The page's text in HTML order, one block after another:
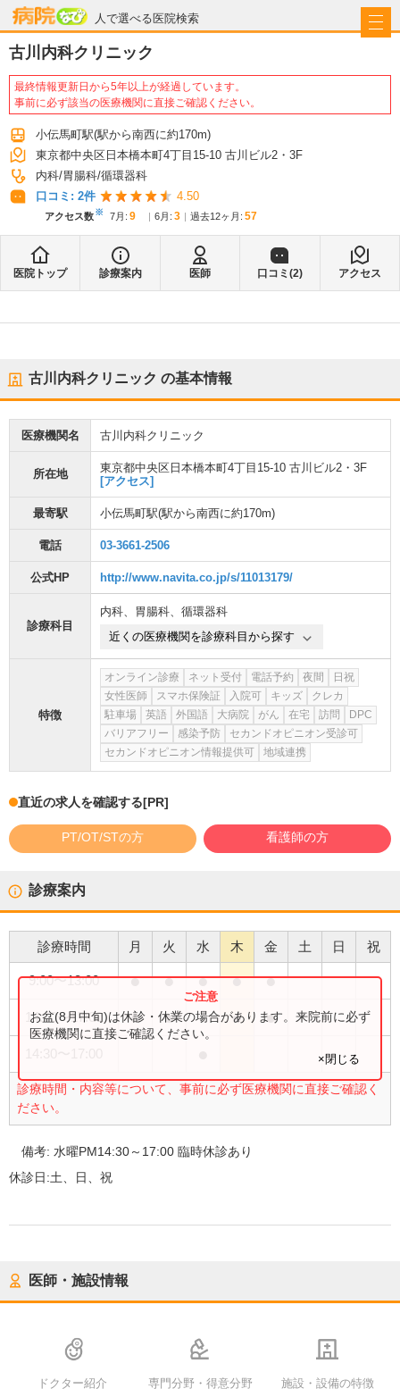
人で選べる医院検索
病院なび
古川内科クリニック
最終情報更新日から5年以上が経過しています。
事前に必ず該当の医療機関に直接ご確認ください。
小伝馬町駅(駅から南西に約170m)
東京都中央区日本橋本町4丁目15-10 古川ビル2・3F
内科 胃腸科 循環器科
口コミ: 2件 4.50
アクセス数※ 7月 : 9 6月 : 3 過去12ヶ月: 57
医院トップ 診療案内 医師 口コミ(2) アクセス
古川内科クリニック の基本情報
医療機関名 古川内科クリニック
所在地
東京都中央区日本橋本町4丁目15-10 古川ビル2・3F
[アクセス]
最寄駅 小伝馬町駅(駅から南西に約170m)
電話 03-3661-2506
公式HP http://www.navita.co.jp/s/11013179/
診療科目
内科、 胃腸科、 循環器科
近くの医療機関を診療科目から探す
特徴
オンライン診療 ネット受付 電話予約 夜間
日祝
女性医師
スマホ保険証 入院可 キッズ
クレカ
駐車場
英語 外国語 大病院 がん 在宅 訪問
DPC
バリアフリー
感染予防
セカンドオピニオン受診可
セカンドオピニオン情報提供可
地域連携
直近の求人を確認する[PR]
PT/OT/STの方 看護師の方
診療案内
診療時間 月 火 水 木 金 土 日 祝
9:00〜13:00 ● ● ● ● ●
14:00〜17:00 ● ● ● ●
診療時間・内容等について、事前に必ず医療機関に直接ご確認く
ださい。
お盆(8月中旬)は休診・休業の場合があります。来院前に必ず
医療機関に直接ご確認ください。
×閉じる
備考:水曜PM14:30～17:00 臨時休診あり
休診日:土、日、祝
医師・施設情報
ドクター紹介 専門分野・得意分野 施設・設備の特徴